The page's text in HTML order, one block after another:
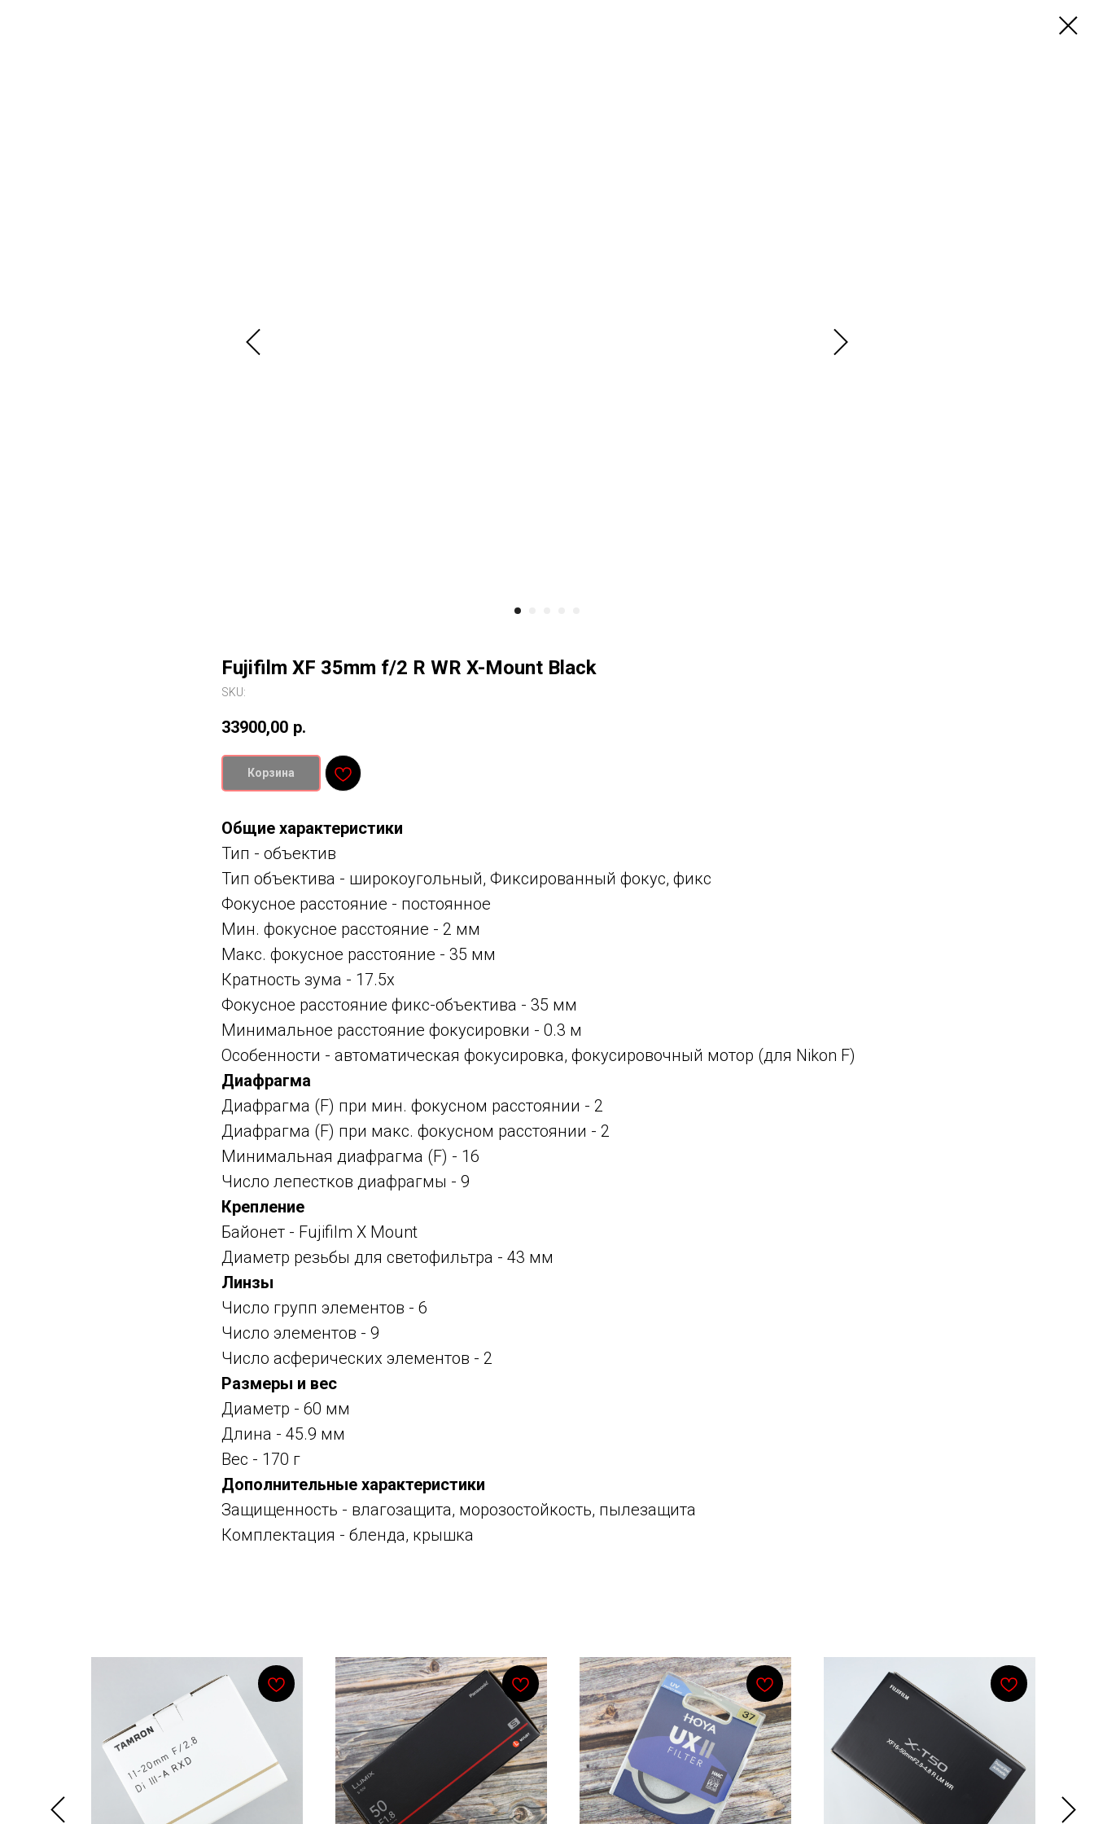
Fujifilm XF 35mm f/2 R WR X-Mount Black
SKU:
33900,00 р.
Корзина
Общие характеристики
Тип - объектив
Тип объектива - широкоугольный, Фиксированный фокус, фикс
Фокусное расстояние - постоянное
Мин. фокусное расстояние - 2 мм
Макс. фокусное расстояние - 35 мм
Кратность зума - 17.5x
Фокусное расстояние фикс-объектива - 35 мм
Минимальное расстояние фокусировки - 0.3 м
Особенности - автоматическая фокусировка, фокусировочный мотор (для Nikon F)
Диафрагма
Диафрагма (F) при мин. фокусном расстоянии - 2
Диафрагма (F) при макс. фокусном расстоянии - 2
Минимальная диафрагма (F) - 16
Число лепестков диафрагмы - 9
Крепление
Байонет - Fujifilm X Mount
Диаметр резьбы для светофильтра - 43 мм
Линзы
Число групп элементов - 6
Число элементов - 9
Число асферических элементов - 2
Размеры и вес
Диаметр - 60 мм
Длина - 45.9 мм
Вес - 170 г
Дополнительные характеристики
Защищенность - влагозащита, морозостойкость, пылезащита
Комплектация - бленда, крышка